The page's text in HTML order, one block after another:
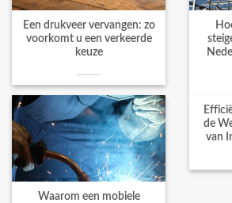
Een drukveer vervangen: zo
voorkomt u een verkeerde
keuze
Waarom een mobiele
de
van